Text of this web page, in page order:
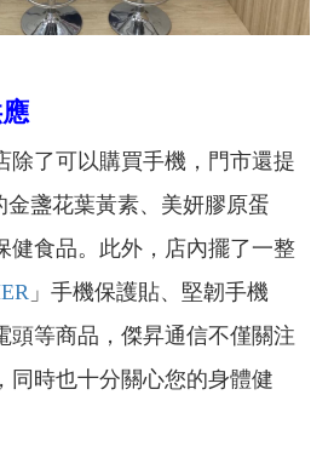
了可以購買手機，門市還提
金盞花葉黃素、美妍膠原蛋
健食品。此外，店內擺了一整
」手機保護貼、堅韌手機
頭等商品，傑昇通信不僅關注
同時也十分關心您的身體健